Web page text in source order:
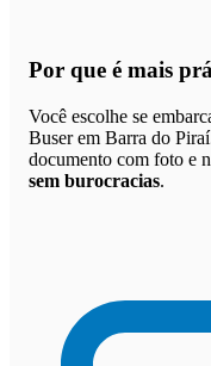
Por que é mais
Você escolhe se
Buser em Barra do
documento com foto e
sem burocracias.